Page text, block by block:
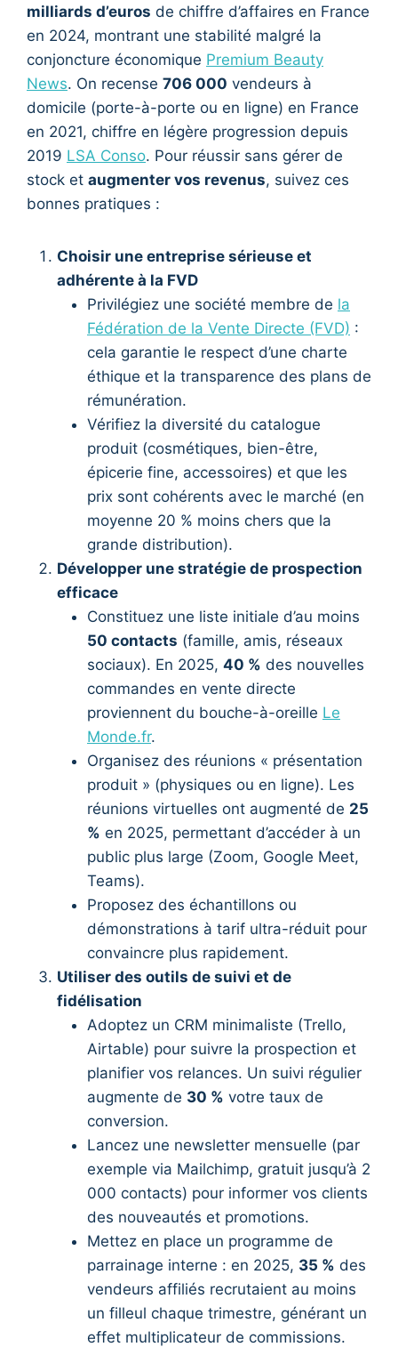
milliards d’euros de chiffre d’affaires en France
en 2024, montrant une stabilité malgré la
conjoncture économique Premium Beauty
News. On recense 706 000 vendeurs à
domicile (porte-à-porte ou en ligne) en France
en 2021, chiffre en légère progression depuis
2019 LSA Conso. Pour réussir sans gérer de
stock et augmenter vos revenus, suivez ces
bonnes pratiques :
Choisir une entreprise sérieuse et
adhérente à la FVD
Privilégiez une société membre de la
Fédération de la Vente Directe (FVD) :
cela garantie le respect d’une charte
éthique et la transparence des plans de
rémunération.
Vérifiez la diversité du catalogue
produit (cosmétiques, bien-être,
épicerie fine, accessoires) et que les
prix sont cohérents avec le marché (en
moyenne 20 % moins chers que la
grande distribution).
Développer une stratégie de prospection
efficace
Constituez une liste initiale d’au moins
50 contacts (famille, amis, réseaux
sociaux). En 2025, 40 % des nouvelles
commandes en vente directe
proviennent du bouche-à-oreille Le
Monde.fr.
Organisez des réunions « présentation
produit » (physiques ou en ligne). Les
réunions virtuelles ont augmenté de 25
% en 2025, permettant d’accéder à un
public plus large (Zoom, Google Meet,
Teams).
Proposez des échantillons ou
démonstrations à tarif ultra-réduit pour
convaincre plus rapidement.
Utiliser des outils de suivi et de
fidélisation
Adoptez un CRM minimaliste (Trello,
Airtable) pour suivre la prospection et
planifier vos relances. Un suivi régulier
augmente de 30 % votre taux de
conversion.
Lancez une newsletter mensuelle (par
exemple via Mailchimp, gratuit jusqu’à 2
000 contacts) pour informer vos clients
des nouveautés et promotions.
Mettez en place un programme de
parrainage interne : en 2025, 35 % des
vendeurs affiliés recrutaient au moins
un filleul chaque trimestre, générant un
effet multiplicateur de commissions.